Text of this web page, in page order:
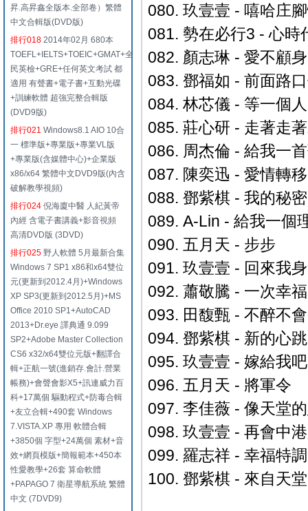
昇.高昇鑫全版本.全部卷）繁體
中文合輯版(DVD版)
排行018 2014年02月 680本
TOEFL+IELTS+TOEIC+GMAT+全
民英檢+GRE+任何英文考試 都
適用 有聲書+電子書+互動光碟
+訓練軟體 超強完整合輯版
(DVD9版)
排行021 Windows8.1 AIO 10合
一 標準版+專業版+專業VL版
+專業版(含媒體中心)+企業版
x86/x64 繁體中文DVD9版(內含
破解教學視頻)
排行024 倪海廈中醫 人紀黃帝
內經 含電子書講義+影音視頻
高清DVD版 (3DVD)
排行025 野人軟體 5月最新合集
Windows 7 SP1 x86和x64雙位
元(更新到2012.4月)+Windows
XP SP3(更新到2012.5月)+MS
Office 2010 SP1+AutoCAD
2013+Dr.eye 譯典通 9.099
SP2+Adobe Master Collection
CS6 x32/x64雙位元版+翻譯合
輯+正航一號(進銷存.會計.營業
帳務)+會聲會影X5+訊連威力百
科+17萬個 驅動程式+防毒合輯
+友立合輯+490套 Windows
7.VISTA.XP 專用 軟體合輯
+3850個 字型+24萬個 素材+音
效+網頁模版+簡報範本+450本
性愛教學+26套 算命軟體
+PAPAGO 7 衛星導航系統 繁體
中文 (7DVD9)
080. 玖壹壹 - 嘻哈庄
081. 勢在必行3 - 心時
082. 顏志琳 - 愛不顧身
083. 鄧福如 - 前面路
084. 林芯儀 - 等一個人
085. 莊心研 - 走著走
086. 周杰倫 - 給我一
087. 陳奕迅 - 愛情轉移
088. 鄧紫棋 - 我的秘密
089. A-Lin - 給我一個
090. 五月天 - 步步
091. 玖壹壹 - 回來我
092. 蕭敬騰 - 一次幸
093. 田馥甄 - 不醉不會
094. 鄧紫棋 - 新的心跳
095. 玖壹壹 - 嫁給我吧
096. 五月天 - 將軍令
097. 李佳薇 - 像天堂
098. 玖壹壹 - 再會中
099. 羅志祥 - 幸福特調
100. 鄧紫棋 - 來自天